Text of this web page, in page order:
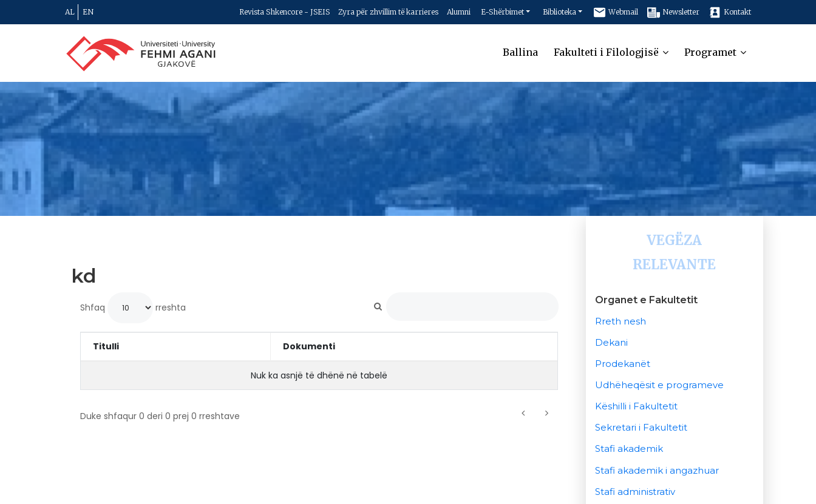
AL EN Revista Shkencore - JSEIS Zyra për zhvillim të karrieres Alumni E-Shërbimet Biblioteka Webmail Newsletter Kontakt
Ballina Fakulteti i Filologjisë Programet
kd
Shfaq rreshta
Titulli Dokumenti
Nuk ka asnjë të dhënë në tabelë
Duke shfaqur 0 deri 0 prej 0 rreshtave
VEGËZA
RELEVANTE
Organet e Fakultetit
Rreth nesh
Dekani
Prodekanët
Udhëheqësit e programeve
Këshilli i Fakultetit
Sekretari i Fakultetit
Stafi akademik
Stafi akademik i angazhuar
Stafi administrativ